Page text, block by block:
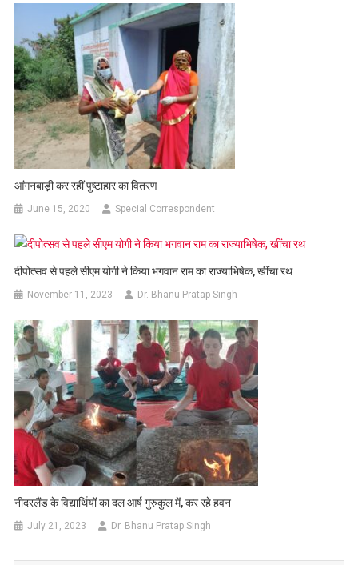
आंगनबाड़ी कर रहीं पुष्टाहार का वितरण
June 15, 2020 Special Correspondent
दीपोत्सव से पहले सीएम योगी ने क‍िया भगवान राम का राज्याभिषेक, खींचा रथ
November 11, 2023 Dr. Bhanu Pratap Singh
नीदरलैंड के विद्यार्थियों का दल आर्ष गुरुकुल में, कर रहे हवन
July 21, 2023 Dr. Bhanu Pratap Singh